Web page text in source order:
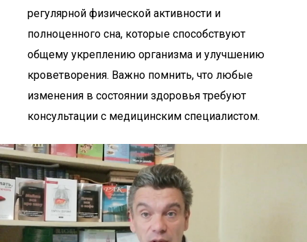
регулярной физической активности и
полноценного сна, которые способствуют
общему укреплению организма и улучшению
кроветворения. Важно помнить, что любые
изменения в состоянии здоровья требуют
консультации с медицинским специалистом.